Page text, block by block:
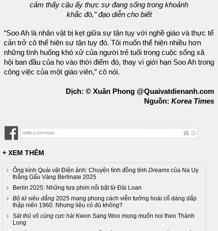
cảm thấy cậu ấy thực sự đang sống trong khoảnh
khắc đó,” đạo diễn cho biết
“Soo Ah là nhân vật bị kẹt giữa sự tận tụy với nghề giáo và thực tế
cản trở cô thể hiện sự tận tụy đó. Tôi muốn thể hiện nhiều hơn
những tình huống khó xử của người trẻ tuổi trong cuộc sống xã
hội ban đầu của họ vào thời điểm đó, thay vì giới hạn Soo Ah trong
công việc của một giáo viên,” cô nói.
Dịch: © Xuân Phong @Quaivatdienanh.com
Nguồn: Korea Times
+ XEM THÊM
Ống kính Quái vật Điện ảnh: Chuyện tình đồng tính Dreams của Na Uy
thắng Gấu Vàng Berlinale 2025
Berlin 2025: Những tựa phim nổi bật từ Đài Loan
Bộ tứ siêu đẳng 2025 mang phong cách viễn tưởng hoài cổ dáng dấp
thập niên 1960. Nhưng liệu có đủ không?
Sát thủ vô cùng cực hài Kwon Sang Woo mong muốn noi theo Thành
Long